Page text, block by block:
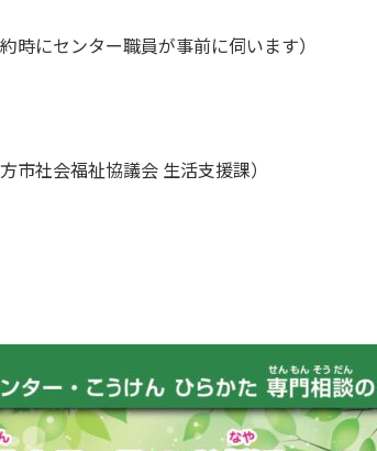
時にセンター職員が事前に伺います）
市社会福祉協議会 生活支援課）